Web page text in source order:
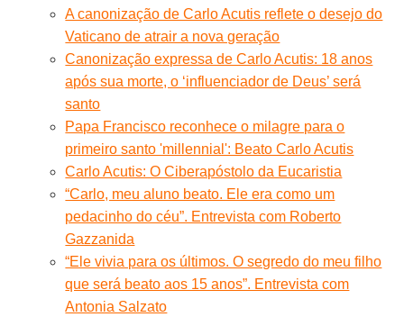
A canonização de Carlo Acutis reflete o desejo do
Vaticano de atrair a nova geração
Canonização expressa de Carlo Acutis: 18 anos
após sua morte, o ‘influenciador de Deus’ será
santo
Papa Francisco reconhece o milagre para o
primeiro santo 'millennial': Beato Carlo Acutis
Carlo Acutis: O Ciberapóstolo da Eucaristia
“Carlo, meu aluno beato. Ele era como um
pedacinho do céu”. Entrevista com Roberto
Gazzanida
“Ele vivia para os últimos. O segredo do meu filho
que será beato aos 15 anos”. Entrevista com
Antonia Salzato